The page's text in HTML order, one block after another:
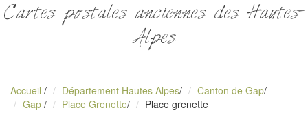
Cartes postales anciennes des Hautes-
Alpes
Accueil / Département Hautes Alpes/ Canton de Gap/
Gap / Place Grenette/ Place grenette